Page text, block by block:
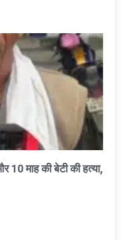
10 माह की बेटी की हत्या,